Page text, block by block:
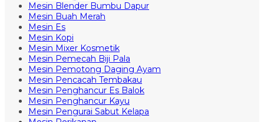
Mesin Blender Bumbu Dapur
Mesin Buah Merah
Mesin Es
Mesin Kopi
Mesin Mixer Kosmetik
Mesin Pemecah Biji Pala
Mesin Pemotong Daging Ayam
Mesin Pencacah Tembakau
Mesin Penghancur Es Balok
Mesin Penghancur Kayu
Mesin Pengurai Sabut Kelapa